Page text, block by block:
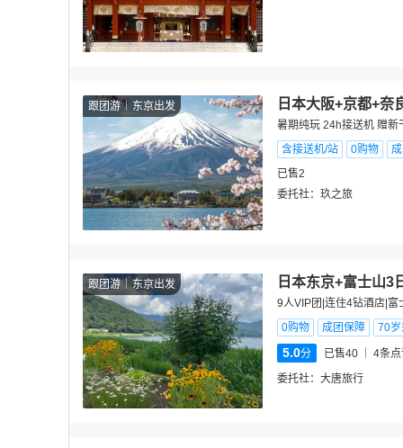
跟团游 东京出发 日本大阪+京都+奈
暑期纯玩 24h接送机 赠新
含接送机/站
0购物
已售2
委托社： 玖之旅
跟团游 东京出发 日本东京+富士山3
9人VIP团|连住4钻酒店|富
0购物
成团保障 70
5.0分 已售40 4条
委托社： 大唐旅行